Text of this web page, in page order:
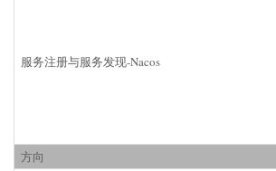
服务注册与服务发现-Nacos
方向